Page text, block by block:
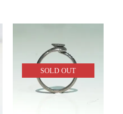
SOLD OUT